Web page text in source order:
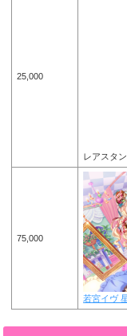
25,000
レアスタ
75,000
若宮イヴ